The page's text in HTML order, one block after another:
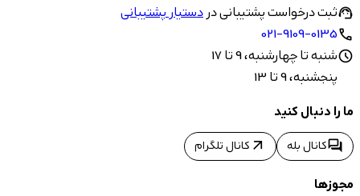
support_agentثبت درخواست پشتیبانی دردستیار پشتیبانی
call
021-9109-0135
scheduleشنبه تا چهارشنبه، 9 تا 17
پنجشنبه، 9 تا 13
ما را دنبال کنید
forumکانال بله arrow_outward کانال تلگرام
مجوزها